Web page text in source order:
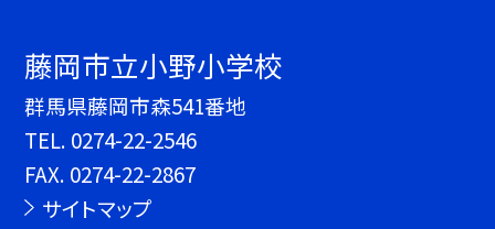
藤岡市立小野小学校
群馬県藤岡市森541番地
TEL. 0274-22-2546
FAX. 0274-22-2867
サイトマップ